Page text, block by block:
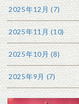
2025年12月 (7)
2025年11月 (10)
2025年10月 (8)
2025年9月 (7)